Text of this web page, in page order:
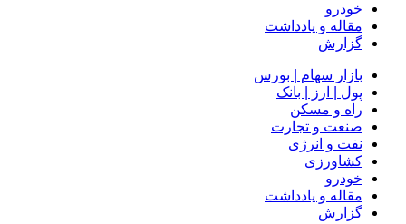
خودرو
مقاله و یادداشت
گزارش
بازار سهام | بورس
پول | ارز | بانک
راه و مسکن
صنعت و تجارت
نفت و انرژی
کشاورزی
خودرو
مقاله و یادداشت
گزارش